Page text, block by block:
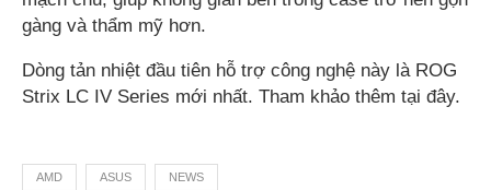
gàng và thẩm mỹ hơn.
Dòng tản nhiệt đầu tiên hỗ trợ công nghệ này là ROG
Strix LC IV Series mới nhất. Tham khảo thêm tại đây.
AMD ASUS NEWS